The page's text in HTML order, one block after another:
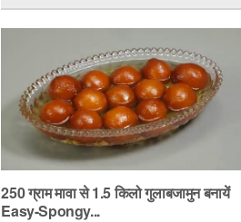
250 ग्राम मावा से 1.5 किलो गुलाबजामुन बनायें
Easy-Spongy...